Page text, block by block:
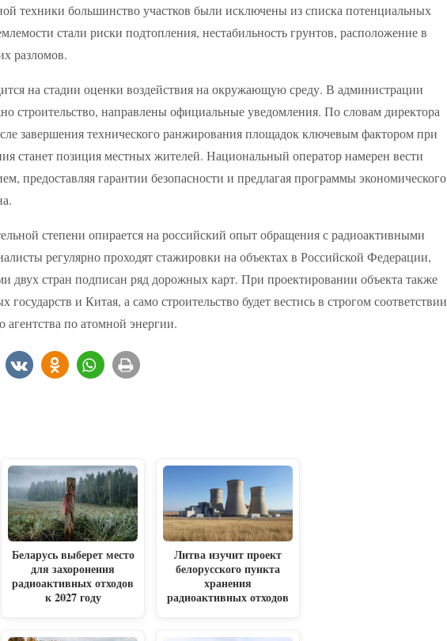
техники большинство участков были исключены из списка потенциальных
стали риски подтопления, нестабильность грунтов, расположение в
разломов.
на стадии оценки воздействия на окружающую среду. В администрации
строительство, направлены официальные уведомления. По словам директора
завершения технического ранжирования площадок ключевым фактором при
станет позиция местных жителей. Национальный оператор намерен вести
предоставляя гарантии безопасности и предлагая программы экономического
степени опирается на российский опыт обращения с радиоактивными
регулярно проходят стажировки на объектах в Российской Федерации,
двух стран подписан ряд дорожных карт. При проектировании объекта также
и Китая, а само строительство будет вестись в строгом соответствии
по атомной энергии.
Беларусь выберет место
для захоронения
радиоактивных отходов
к 2027 году
Литва изучит проект
белорусского пункта
хранения
радиоактивных отходов